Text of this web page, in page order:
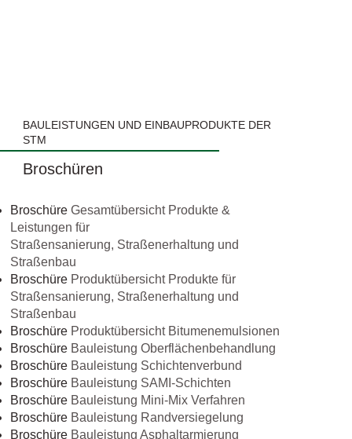
BAULEISTUNGEN UND EINBAUPRODUKTE DER
STM
Broschüren
BroschüreGesamtübersicht Produkte &
Leistungen für
Straßensanierung, Straßenerhaltung und
Straßenbau
Broschüre Produktübersicht Produkte für
Straßensanierung, Straßenerhaltung und
Straßenbau
Broschüre Produktübersicht Bitumenemulsionen
Broschüre Bauleistung Oberflächenbehandlung
Broschüre Bauleistung Schichtenverbund
Broschüre Bauleistung SAMI-Schichten
Broschüre Bauleistung Mini-Mix Verfahren
Broschüre Bauleistung Randversiegelung
Broschüre Bauleistung Asphaltarmierung